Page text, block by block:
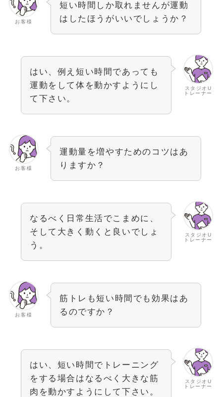
お客様
短い時間しか取れませんが運動
はしたほうがいいでしょうか？
スタジオU
トレーナー
はい、例え短い時間であっても
運動をして体を動かすようにし
て下さい。
お客様
運動量を増やすためのコツはあ
りますか？
スタジオU
トレーナー
なるべく日常生活でこまめに、
そして大きく動くと良いでしょ
う。
お客様
筋トレも短い時間でも効果はあ
るのですか？
スタジオU
トレーナー
はい、短い時間でトレーニング
をする場合はなるべく大きな筋
肉を動かすようにして下さい。